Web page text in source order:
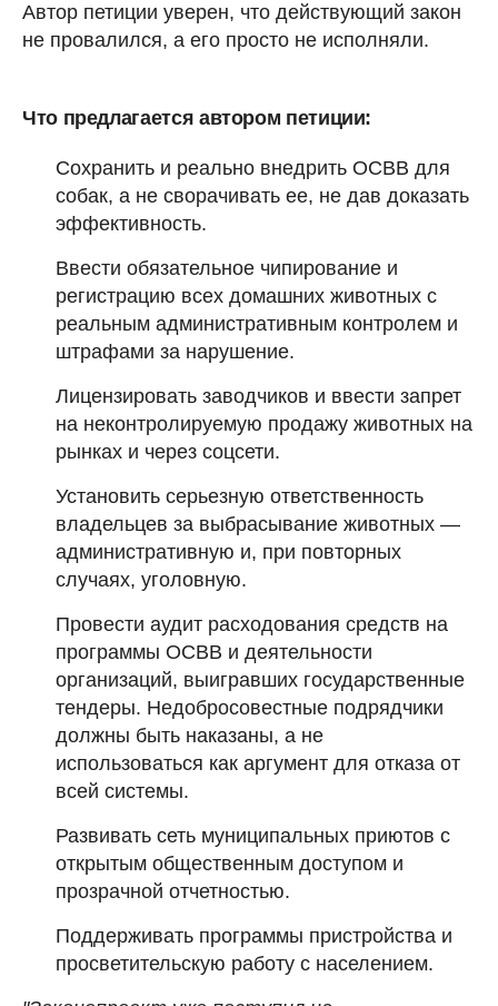
Автор петиции уверен, что действующий закон
не провалился, а его просто не исполняли.
Что предлагается автором петиции:
Сохранить и реально внедрить ОСВВ для
собак, а не сворачивать ее, не дав доказать
эффективность.
Ввести обязательное чипирование и
регистрацию всех домашних животных с
реальным административным контролем и
штрафами за нарушение.
Лицензировать заводчиков и ввести запрет
на неконтролируемую продажу животных на
рынках и через соцсети.
Установить серьезную ответственность
владельцев за выбрасывание животных —
административную и, при повторных
случаях, уголовную.
Провести аудит расходования средств на
программы ОСВВ и деятельности
организаций, выигравших государственные
тендеры. Недобросовестные подрядчики
должны быть наказаны, а не
использоваться как аргумент для отказа от
всей системы.
Развивать сеть муниципальных приютов с
открытым общественным доступом и
прозрачной отчетностью.
Поддерживать программы пристройства и
просветительскую работу с населением.